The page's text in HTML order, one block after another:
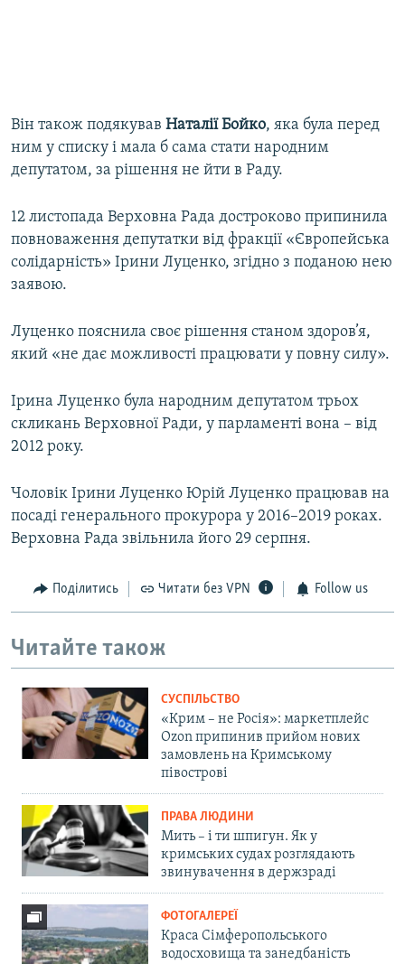
Він також подякував Наталії Бойко, яка була перед
ним у списку і мала б сама стати народним
депутатом, за рішення не йти в Раду.
12 листопада Верховна Рада достроково припинила
повноваження депутатки від фракції «Європейська
солідарність» Ірини Луценко, згідно з поданою нею
заявою.
Луценко пояснила своє рішення станом здоров’я,
який «не дає можливості працювати у повну силу».
Ірина Луценко була народним депутатом трьох
скликань Верховної Ради, у парламенті вона – від
2012 року.
Чоловік Ірини Луценко Юрій Луценко працював на
посаді генерального прокурора у 2016–2019 роках.
Верховна Рада звільнила його 29 серпня.
Поділитись Читати без VPN Follow us
Читайте також
СУСПІЛЬСТВО
«Крим – не Росія»: маркетплейс
Ozon припинив прийом нових
замовлень на Кримському
півострові
ПРАВА ЛЮДИНИ
Мить – і ти шпигун. Як у
кримських судах розглядають
звинувачення в держзраді
ФОТОГАЛЕРЕЇ
Краса Сімферопольського
водосховища та занедбаність